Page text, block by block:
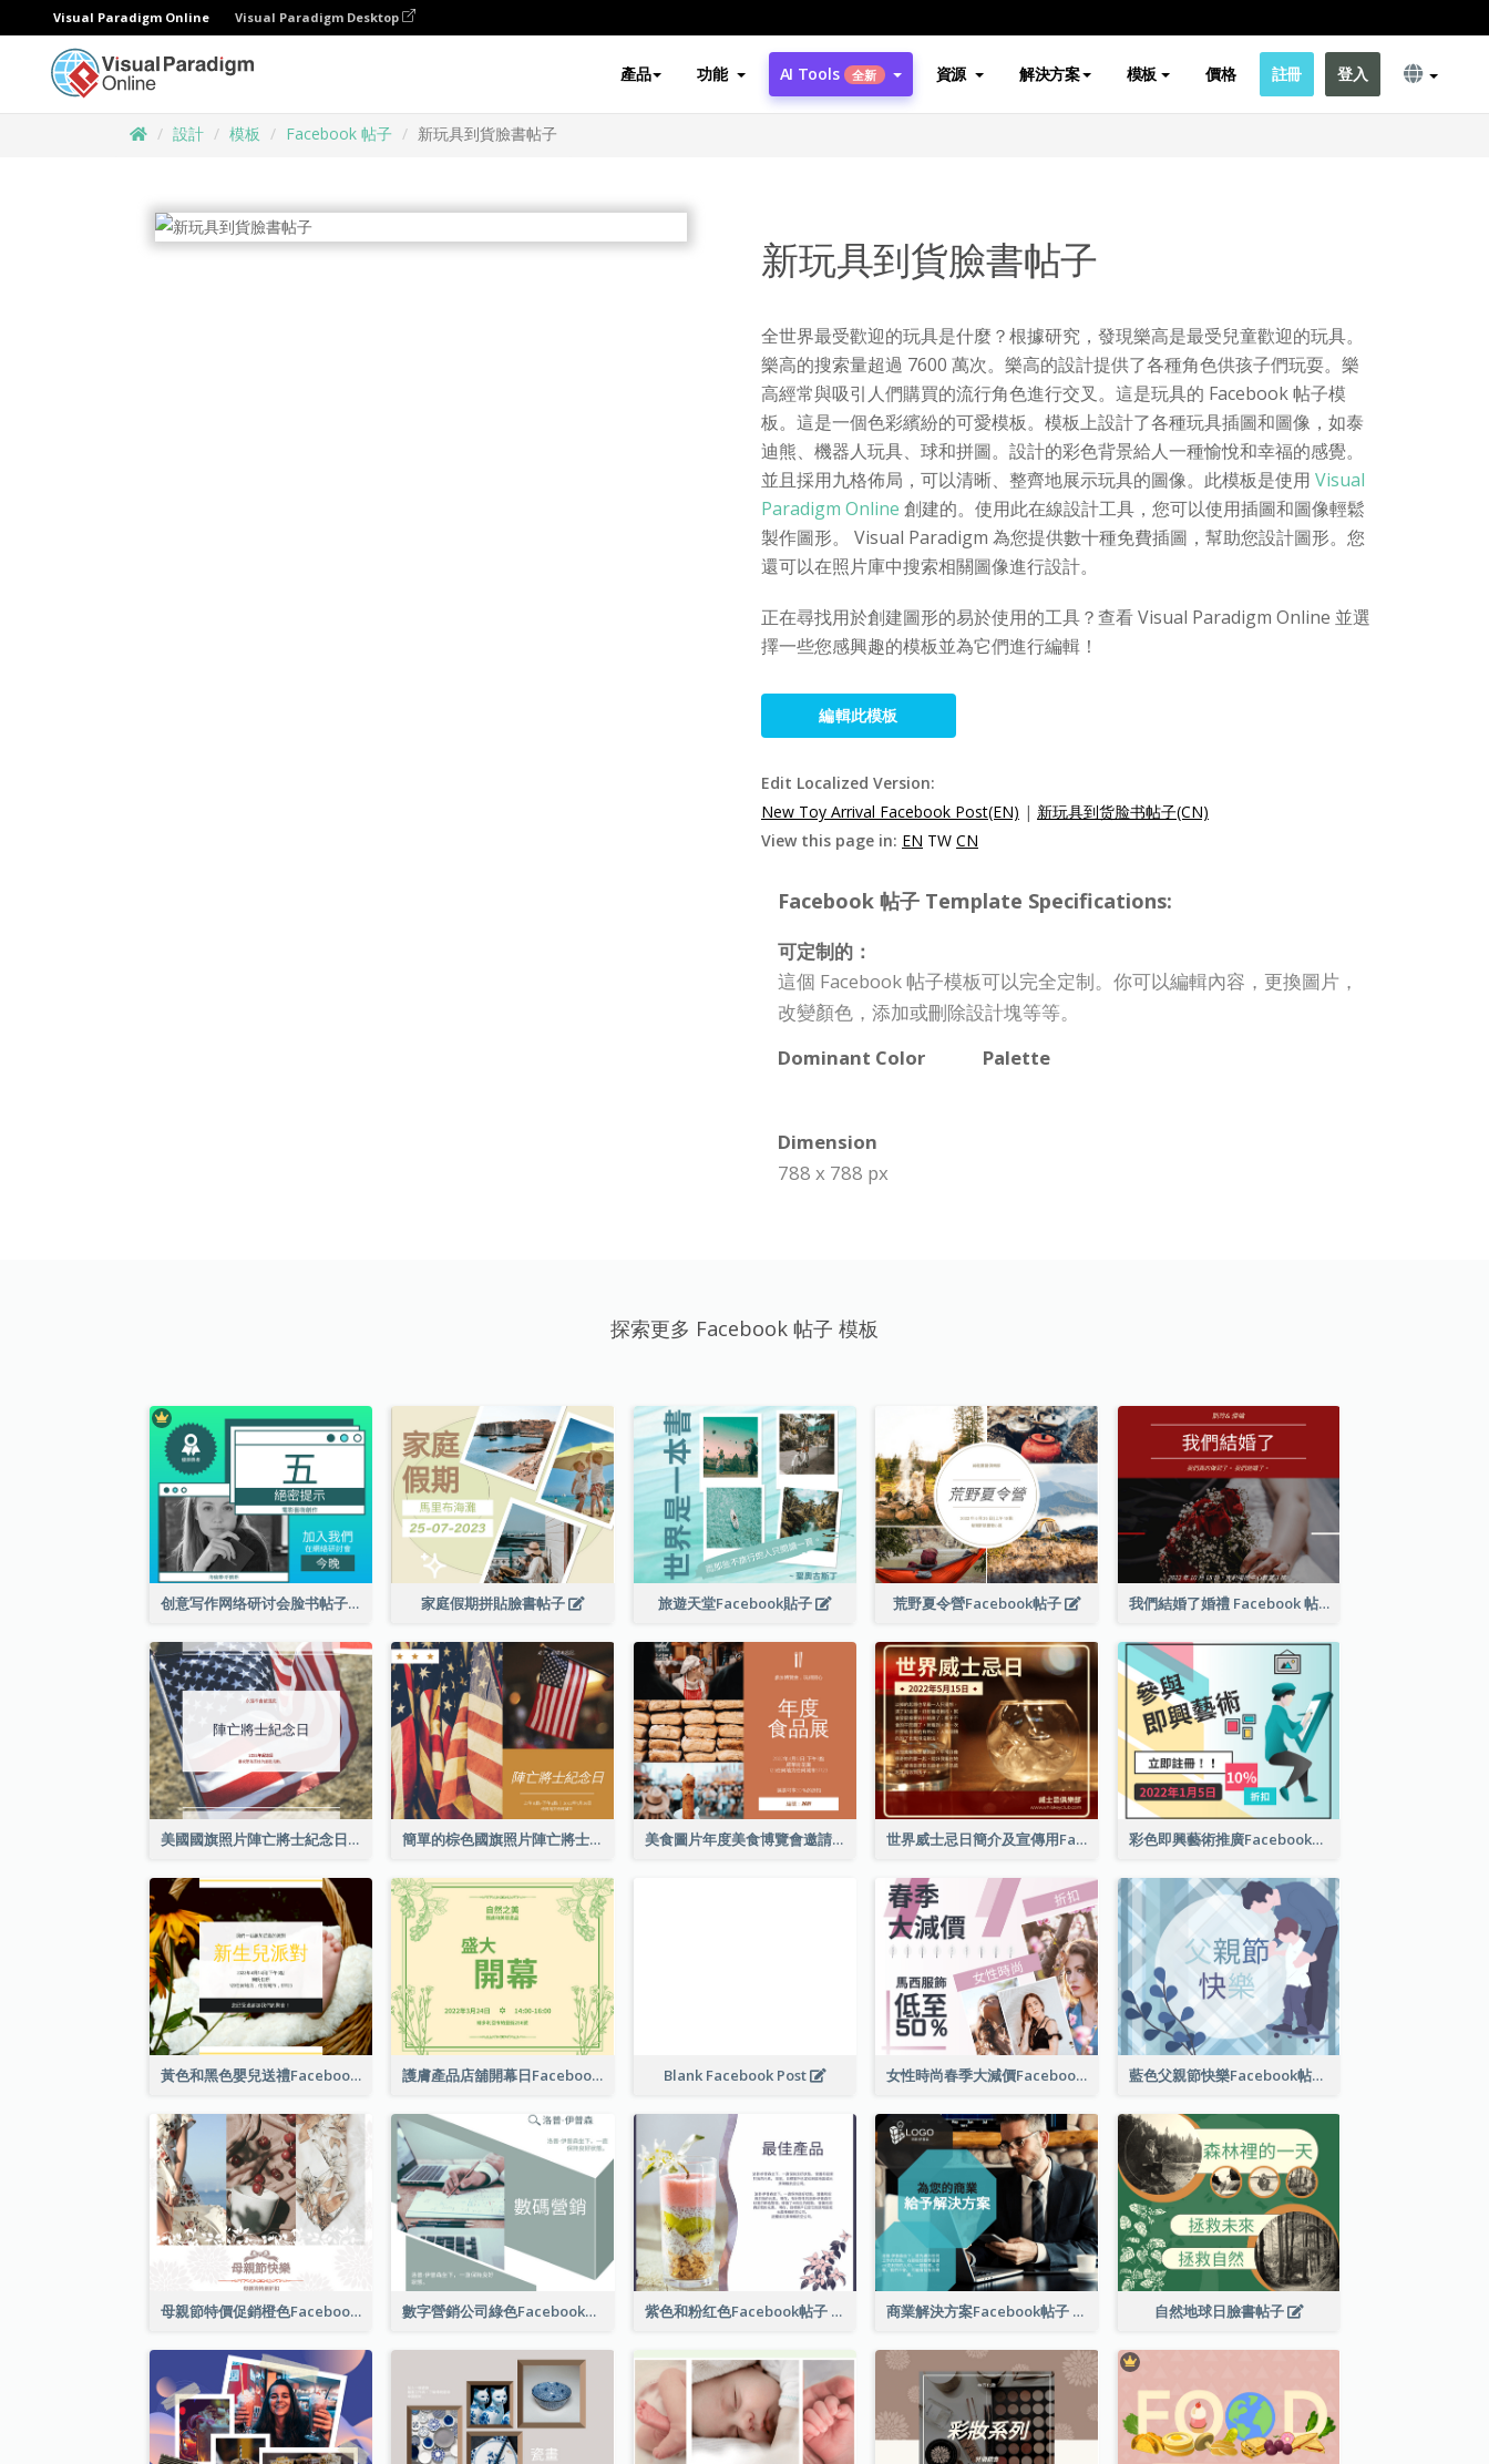
Visual Paradigm Online Visual Paradigm Desktop
產品 功能 AI Tools 全新 資源 解決方案 模板 價格 註冊 登入
設計 模板 Facebook 帖子 新玩具到貨臉書帖子
新玩具到貨臉書帖子
全世界最受歡迎的玩具是什麼？根據研究，發現樂高是最受兒童歡迎的玩具。
樂高的搜索量超過 7600 萬次。樂高的設計提供了各種角色供孩子們玩耍。樂
高經常與吸引人們購買的流行角色進行交叉。這是玩具的 Facebook 帖子模
板。這是一個色彩繽紛的可愛模板。模板上設計了各種玩具插圖和圖像，如泰
迪熊、機器人玩具、球和拼圖。設計的彩色背景給人一種愉悅和幸福的感覺。
並且採用九格佈局，可以清晰、整齊地展示玩具的圖像。此模板是使用 Visual
Paradigm Online 創建的。使用此在線設計工具，您可以使用插圖和圖像輕鬆
製作圖形。 Visual Paradigm 為您提供數十種免費插圖，幫助您設計圖形。您
還可以在照片庫中搜索相關圖像進行設計。
正在尋找用於創建圖形的易於使用的工具？查看 Visual Paradigm Online 並選
擇一些您感興趣的模板並為它們進行編輯！
編輯此模板
Edit Localized Version:
New Toy Arrival Facebook Post(EN) | 新玩具到货脸书帖子(CN)
View this page in: EN TW CN
Facebook 帖子 Template Specifications:
可定制的：
這個 Facebook 帖子模板可以完全定制。你可以編輯內容，更換圖片，
改變顏色，添加或刪除設計塊等等。
Dominant Color
Palette
Dimension
788 x 788 px
探索更多 Facebook 帖子 模板
创意写作网络研讨会脸书帖子 家庭假期拼貼臉書帖子 旅遊天堂Facebook貼子 荒野夏令營Facebook帖子 我們結婚了婚禮 Facebook 帖子
美國國旗照片陣亡將士紀念日慶祝活動Facebook帖子 簡單的棕色國旗照片陣亡將士紀念日Facebook帖子 美食圖片年度美食博覽會邀請函Facebook帖子 世界威士忌日簡介及宣傳用Facebook帖子 彩色即興藝術推廣Facebook帖子
黃色和黑色嬰兒送禮Facebook帖子 護膚產品店舖開幕日Facebook帖子 Blank Facebook Post 女性時尚春季大減價Facebook帖子 藍色父親節快樂Facebook帖子
母親節特價促銷橙色Facebook帖子 數字營銷公司綠色Facebook帖子 紫色和粉红色Facebook帖子 商業解決方案Facebook帖子 自然地球日臉書帖子